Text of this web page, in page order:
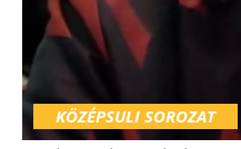
KÖZÉPSULI SOROZAT